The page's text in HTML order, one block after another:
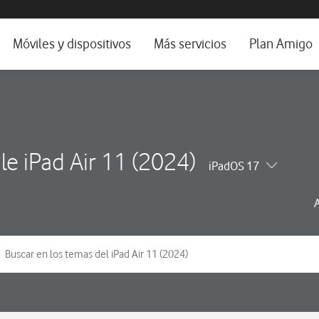
e idioma
Móviles y dispositivos Más servicios Plan Amigo
iPad Air 11 (2024) iPadOS 17